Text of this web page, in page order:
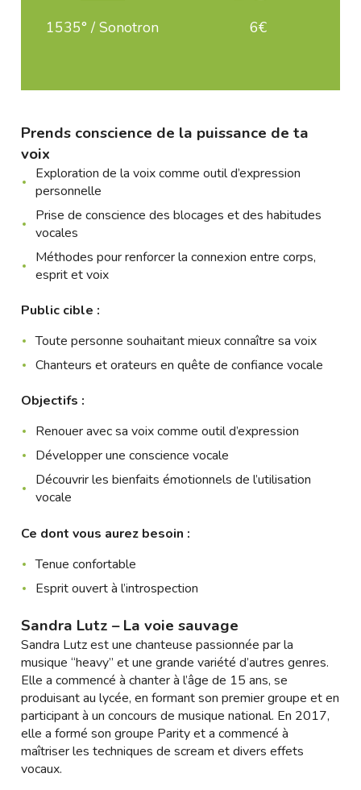
1535° / Sonotron 6€
Prends conscience de la puissance de ta
voix
Exploration de la voix comme outil d’expression
personnelle
Prise de conscience des blocages et des habitudes
vocales
Méthodes pour renforcer la connexion entre corps,
esprit et voix
Public cible :
Toute personne souhaitant mieux connaître sa voix
Chanteurs et orateurs en quête de confiance vocale
Objectifs :
Renouer avec sa voix comme outil d’expression
Développer une conscience vocale
Découvrir les bienfaits émotionnels de l’utilisation
vocale
Ce dont vous aurez besoin :
Tenue confortable
Esprit ouvert à l’introspection
Sandra Lutz – La voie sauvage
Sandra Lutz est une chanteuse passionnée par la
musique “heavy” et une grande variété d’autres genres.
Elle a commencé à chanter à l’âge de 15 ans, se
produisant au lycée, en formant son premier groupe et en
participant à un concours de musique national. En 2017,
elle a formé son groupe Parity et a commencé à
maîtriser les techniques de scream et divers effets
vocaux.